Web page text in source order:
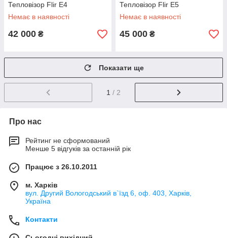
Тепловізор Flir E4
Немає в наявності
42 000 ₴
Тепловізор Flir E5
Немає в наявності
45 000 ₴
Показати ще
1 / 2
Про нас
Рейтинг не сформований
Менше 5 відгуків за останній рік
Працює з 26.10.2011
м. Харків
вул. Другий Вологодський в`їзд 6, оф. 403, Харків,
Україна
Контакти